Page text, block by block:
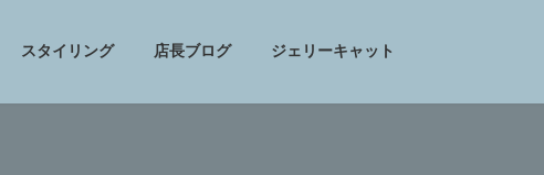
スタイリング 店長ブログ ジェリーキャット